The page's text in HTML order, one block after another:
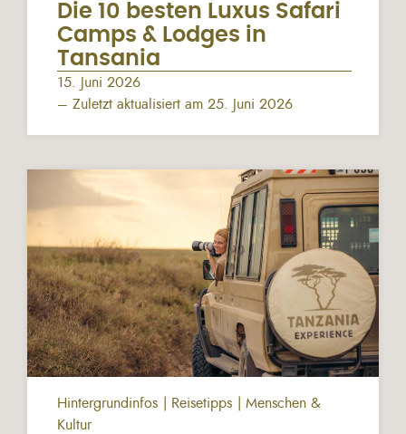
Die 10 besten Luxus Safari
Camps & Lodges in
Tansania
15. Juni 2026
– Zuletzt aktualisiert am 25. Juni 2026
Hintergrundinfos Reisetipps
Menschen &
Kultur